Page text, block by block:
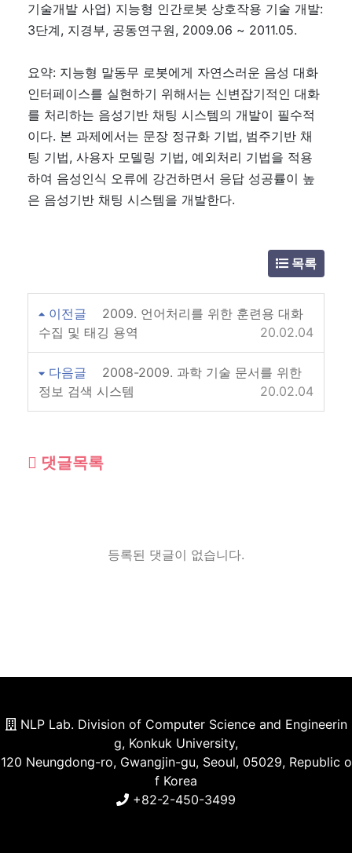
기술개발 사업) 지능형 인간로봇 상호작용 기술 개발:
3단계, 지경부, 공동연구원, 2009.06 ~ 2011.05.
요약: 지능형 말동무 로봇에게 자연스러운 음성 대화
인터페이스를 실현하기 위해서는 신변잡기적인 대화
를 처리하는 음성기반 채팅 시스템의 개발이 필수적
이다. 본 과제에서는 문장 정규화 기법, 범주기반 채
팅 기법, 사용자 모델링 기법, 예외처리 기법을 적용
하여 음성인식 오류에 강건하면서 응답 성공률이 높
은 음성기반 채팅 시스템을 개발한다.
목록
이전글
2009. 언어처리를 위한 훈련용 대화
수집 및 태깅 용역
20.02.04
다음글
2008-2009. 과학 기술 문서를 위한
정보 검색 시스템
20.02.04
댓글목록
등록된 댓글이 없습니다.
NLP Lab. Division of Computer Science and Engineerin
g, Konkuk University,
120 Neungdong-ro, Gwangjin-gu, Seoul, 05029, Republic o
f Korea
+82-2-450-3499